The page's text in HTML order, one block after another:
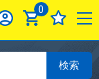
0
検索